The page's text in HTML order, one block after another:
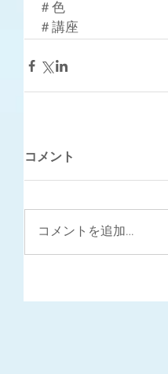
＃色
＃講座
コメント
コメントを追加…